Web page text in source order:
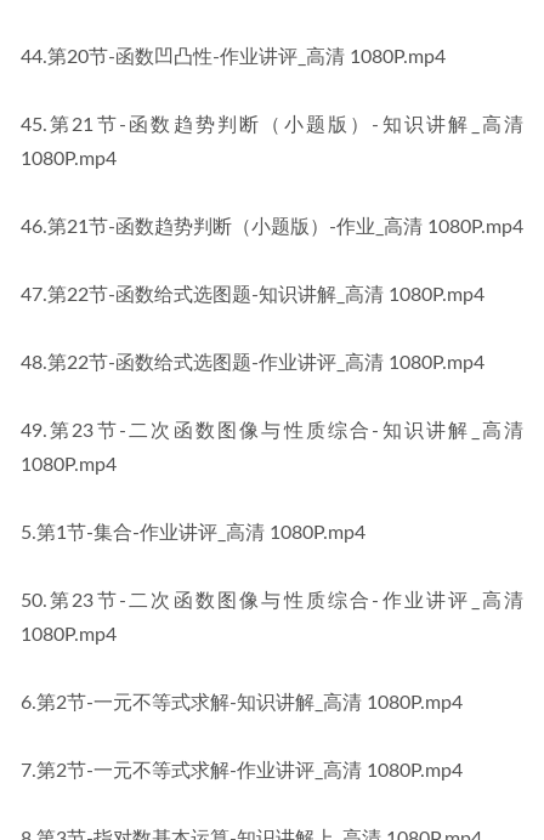
44.第20节-函数凹凸性-作业讲评_高清 1080P.mp4
45.第21节-函数趋势判断（小题版）-知识讲解_高清
1080P.mp4
46.第21节-函数趋势判断（小题版）-作业_高清 1080P.mp4
47.第22节-函数给式选图题-知识讲解_高清 1080P.mp4
48.第22节-函数给式选图题-作业讲评_高清 1080P.mp4
49.第23节-二次函数图像与性质综合-知识讲解_高清
1080P.mp4
5.​第1节-集合-作业讲评_高清 1080P​​.mp4
50.第23节-二次函数图像与性质综合-作业讲评_高清
1080P.mp4
6.第2节-一元不等式求解-知识讲解_高清 1080P​​.mp4
7.第2节-一元不等式求解-作业讲评_高清 1080P​​.mp4